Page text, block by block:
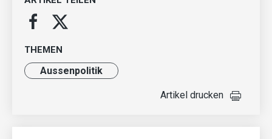
THEMEN
Aussenpolitik
Artikel drucken